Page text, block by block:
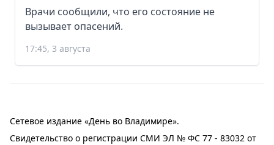
Врачи сообщили, что его состояние не
вызывает опасений.
17:45, 3 августа
Сетевое издание «День во Владимире».
Свидетельство о регистрации СМИ ЭЛ № ФС 77 - 83032 от